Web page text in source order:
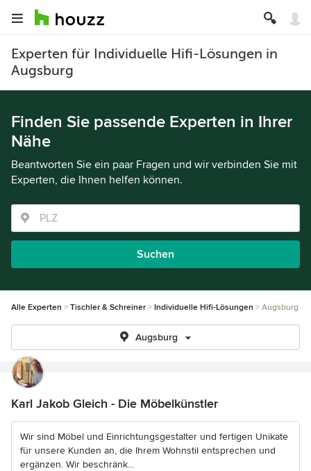
Experten für Individuelle Hifi-Lösungen in
Augsburg
Finden Sie passende Experten in Ihrer
Nähe
Beantworten Sie ein paar Fragen und wir verbinden Sie mit
Experten, die Ihnen helfen können.
Suchen
Alle Experten Tischler & Schreiner Individuelle Hifi-Lösungen Augsburg
Augsburg
Karl Jakob Gleich - Die Möbelkünstler
Wir sind Möbel und Einrichtungsgestalter und fertigen Unikate
für unsere Kunden an, die Ihrem Wohnstil entsprechen und
ergänzen. Wir beschränk...